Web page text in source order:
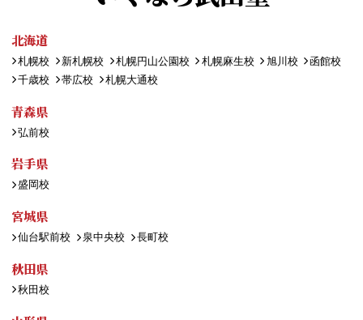
北海道
札幌校 新札幌校 札幌円山公園校 札幌麻生校 旭川校
函館校
千歳校
帯広校 札幌大通校
青森県
弘前校
岩手県
盛岡校
宮城県
仙台駅前校 泉中央校 長町校
秋田県
秋田校